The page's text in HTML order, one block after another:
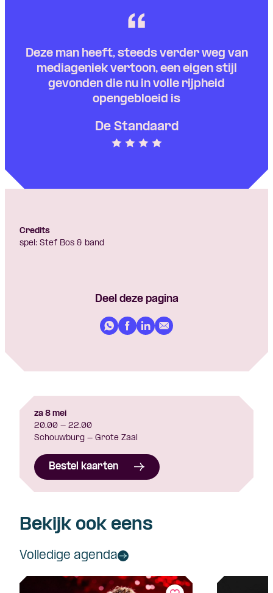
Deze man heeft, steeds verder weg van
mediageniek vertoon, een eigen stijl
gevonden die nu in volle rijpheid
opengebloeid is
De Standaard
Credits
spel: Stef Bos & band
Deel deze pagina
za 8 mei
20.00 - 22.00
Schouwburg - Grote Zaal
Bestel kaarten
Bekijk ook eens
Volledige agenda